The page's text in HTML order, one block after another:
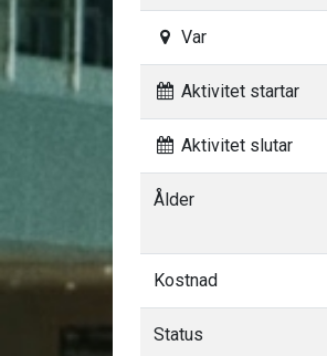
Var
Aktivitet startar
Aktivitet slutar
Ålder
Kostnad
Status